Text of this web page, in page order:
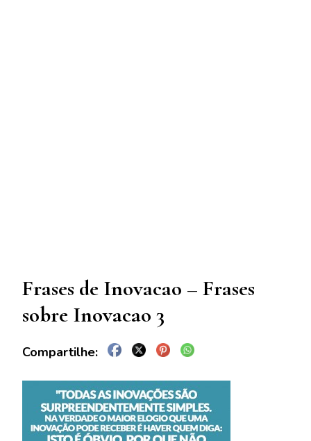
Frases de Inovacao – Frases
sobre Inovacao 3